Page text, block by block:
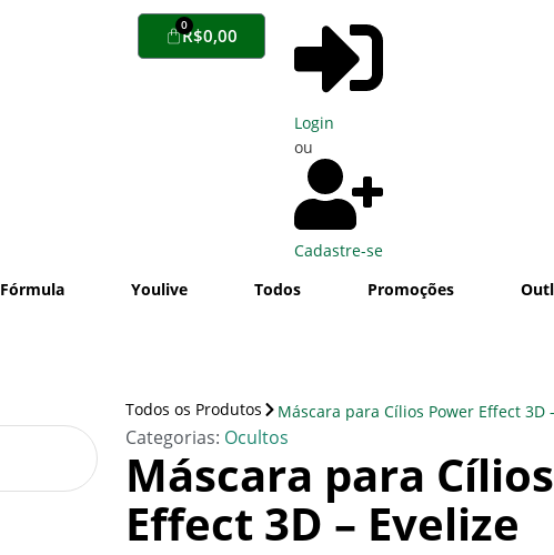
R$0,00
0
Login
ou
Cadastre-se
Fórmula Youlive Todos Promoções
Todos os Produtos Máscara para Cílios Power Effect 3D
Categorias: Ocultos
Máscara para
Effect 3D – Evelize